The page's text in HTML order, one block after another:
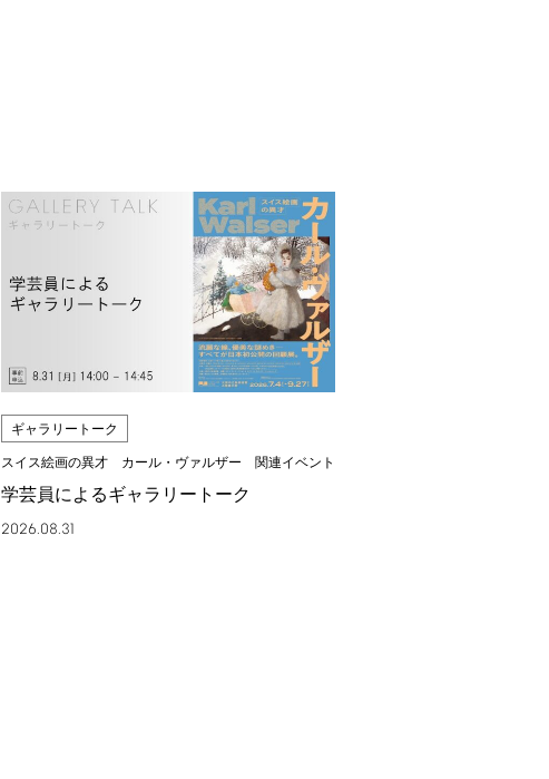
ギャラリートーク
スイス絵画の異才 カール・ヴァルザー 関連イベント
学芸員によるギャラリートーク
2026.08.31